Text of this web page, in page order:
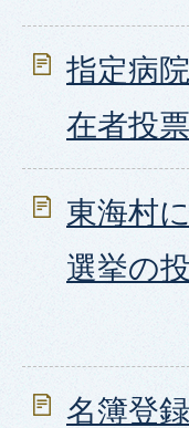
指定病
在者投票
東海村
選挙の
名簿登